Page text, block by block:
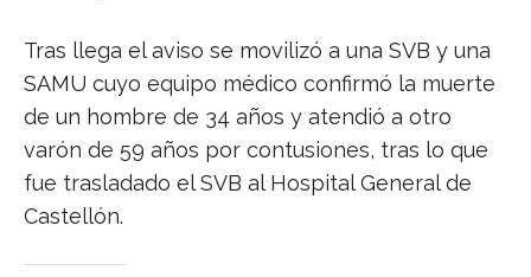
Tras llega el aviso se movilizó a una SVB y una
SAMU cuyo equipo médico confirmó la muerte
de un hombre de 34 años y atendió a otro
varón de 59 años por contusiones, tras lo que
fue trasladado el SVB al Hospital General de
Castellón.